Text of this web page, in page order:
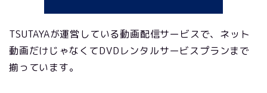
TSUTAYAが運営している動画配信サービスで、ネット
動画だけじゃなくてDVDレンタルサービスプランまで
揃っています。